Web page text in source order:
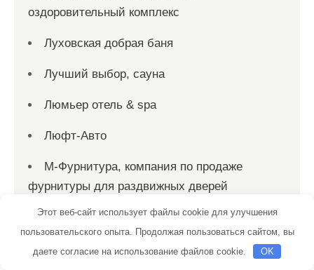
оздоровительный комплекс
Луховская добрая баня
Лучший выбор, сауна
Люмьер отель & spa
Люфт-Авто
М-Фурнитура, компания по продаже
фурнитуры для раздвижных дверей
Магазин Постоянных Распродаж
Магистраль
Этот веб-сайт использует файлы cookie для улучшения
пользовательского опыта. Продолжая пользоваться сайтом, вы
даете согласие на использование файлов cookie.
OK